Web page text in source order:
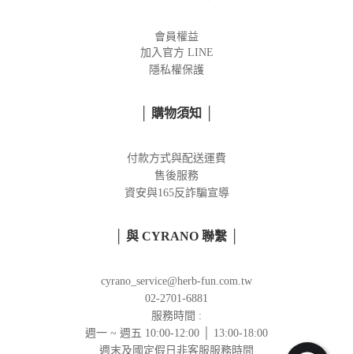
會員權益
加入官方 LINE
隱私權保護
│ 購物須知 │
付款方式與配送運費
售後服務
資安與165反詐騙宣導
│ 與 CYRANO 聯繫 │
cyrano_service@herb-fun.com.tw
02-2701-6881
服務時間 :
週一 ~ 週五 10:00-12:00 │ 13:00-18:00
週末及國定假日非客服服務時間